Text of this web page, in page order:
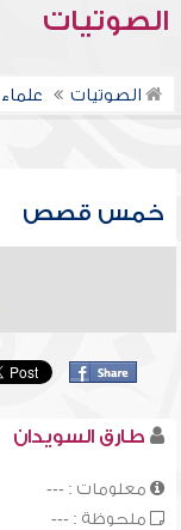
الصوتيات
الصوتيات
خمس قصص
طارق السويدان
معلومات : ---
ملحوظة : ---